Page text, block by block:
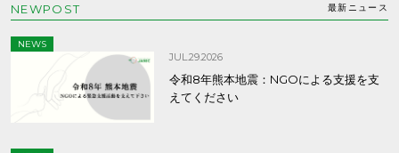
NEWPOST 最新ニュース
NEWS
JUL.29.2026
令和8年熊本地震：NGOによる支援を支
えてください